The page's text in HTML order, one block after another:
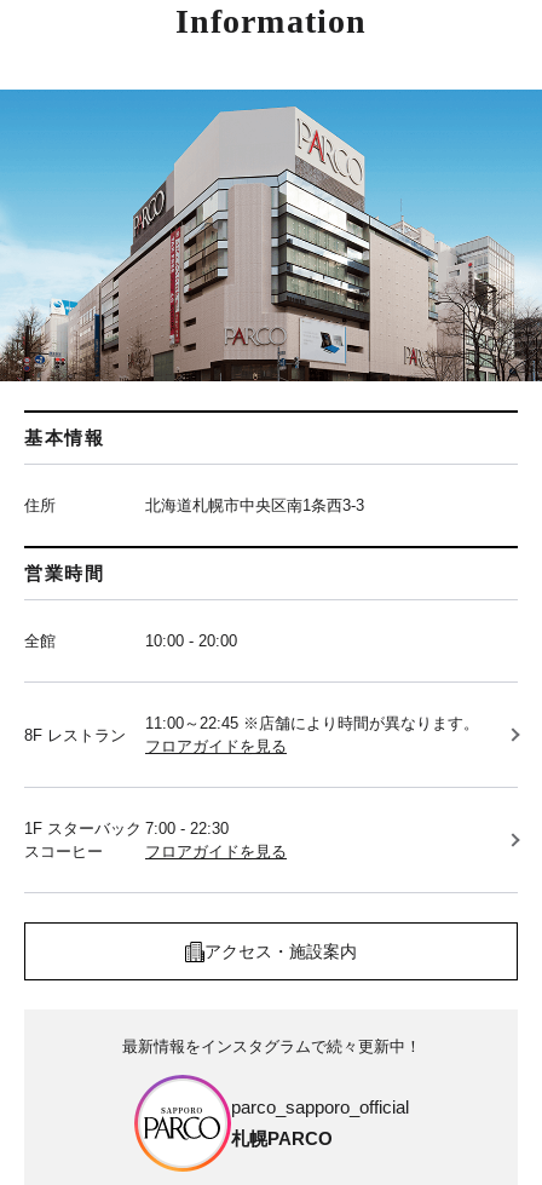
Information
基本情報
住所 北海道札幌市中央区南1条西3-3
営業時間
全館 10:00 - 20:00
8F レストラン
11:00～22:45 ※店舗により時間が異なります。
フロアガイドを見る
1F スターバック
スコーヒー
7:00 - 22:30
フロアガイドを見る
アクセス・施設案内
最新情報をインスタグラムで続々更新中！
parco_sapporo_official
札幌PARCO